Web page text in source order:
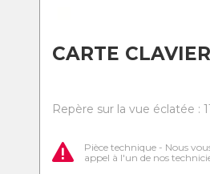
CARTE CLAVIER
Repère sur la vue éclatée :
Pièce technique - Nous
appel à l'un de nos